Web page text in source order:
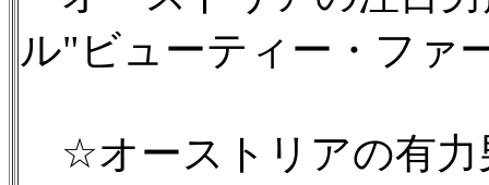
ル"ビューティー・ファ
☆オーストリアの有力